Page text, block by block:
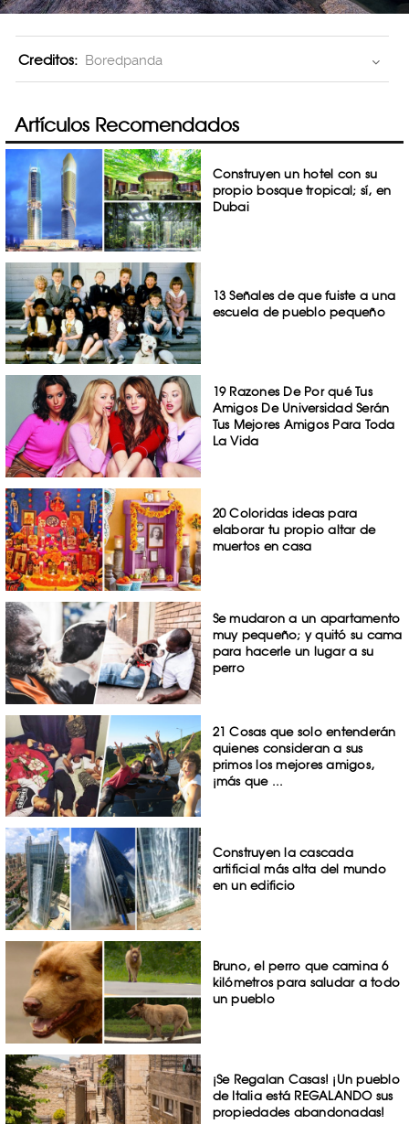
Creditos: Boredpanda
Artículos Recomendados
Construyen un hotel con su
propio bosque tropical; sí, en
Dubai
13 Señales de que fuiste a una
escuela de pueblo pequeño
19 Razones De Por qué Tus
Amigos De Universidad Serán
Tus Mejores Amigos Para Toda
La Vida
20 Coloridas ideas para
elaborar tu propio altar de
muertos en casa
Se mudaron a un apartamento
muy pequeño; y quitó su cama
para hacerle un lugar a su
perro
21 Cosas que solo entenderán
quienes consideran a sus
primos los mejores amigos,
¡más que ...
Construyen la cascada
artificial más alta del mundo
en un edificio
Bruno, el perro que camina 6
kilómetros para saludar a todo
un pueblo
¡Se Regalan Casas! ¡Un pueblo
de Italia está REGALANDO sus
propiedades abandonadas!